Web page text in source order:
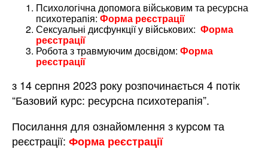
Психологічна допомога військовим та ресурсна
психотерапія: Форма реєстрації
Сексуальні дисфункції у військових: Форма
реєстрації
Робота з травмуючим досвідом: Форма
реєстрації
з 14 серпня 2023 року розпочинається 4 потік
“Базовий курс: ресурсна психотерапія”.
Посилання для ознайомлення з курсом та
реєстрації: Форма реєстрації